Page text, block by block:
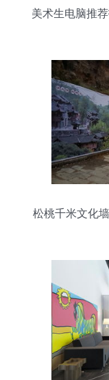
美术生电脑推
松桃千米文化